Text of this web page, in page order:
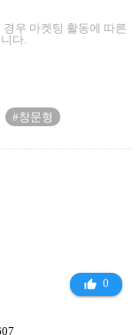
우 마켓팅 활동에 따른
다.
#창문형
thumb_up_alt 0